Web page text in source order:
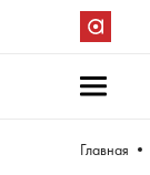
Главная